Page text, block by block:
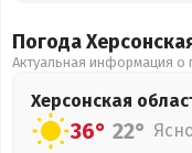
Погода
Актуальная информация о
Херсонская
36° 22°